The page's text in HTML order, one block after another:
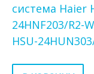
система Haier
24HNF203/R2-
HSU-